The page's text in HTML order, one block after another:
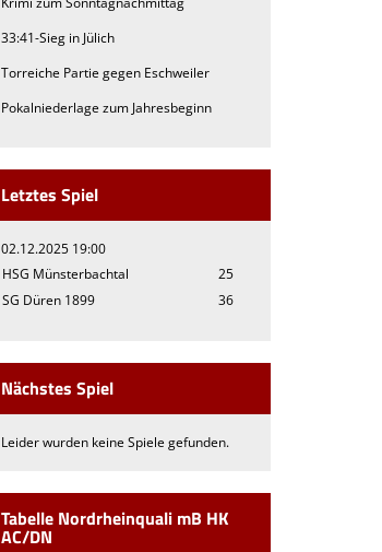
33:41-Sieg in Jülich
Torreiche Partie gegen Eschweiler
Pokalniederlage zum Jahresbeginn
Letztes Spiel
02.12.2025 19:00
HSG Münsterbachtal
25
SG Düren 1899
36
Nächstes Spiel
Leider wurden keine Spiele gefunden.
Tabelle Nordrheinquali mB HK
AC/DN